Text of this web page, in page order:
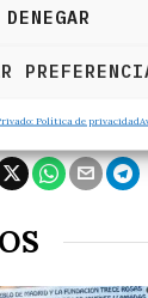
DENEGAR
Política de privacidad